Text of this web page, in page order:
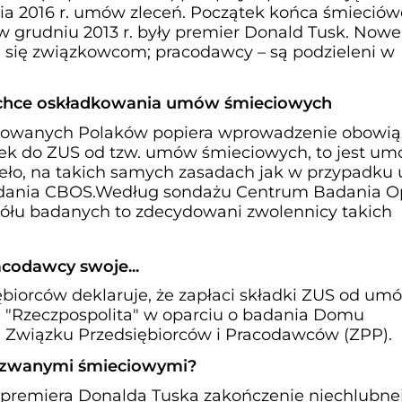
2016 r. umów zleceń. Początek końca
grudniu 2013 r. były premier Donald Tusk. Nowe
związkowcom; pracodawcy – są podzieleni w
oskładkowania umów śmieciowych
Polaków popiera wprowadzenie
do ZUS od tzw. umów śmieciowych, to jest
na takich samych zasadach jak w przypadku
CBOS.Według sondażu Centrum Badania
badanych to zdecydowani zwolennicy takich
swoje...
deklaruje, że zapłaci składki ZUS od
"Rzeczpospolita" w oparciu o badania Domu
Przedsiębiorców i Pracodawców (ZPP).
śmieciowymi?
Donalda Tuska zakończenie